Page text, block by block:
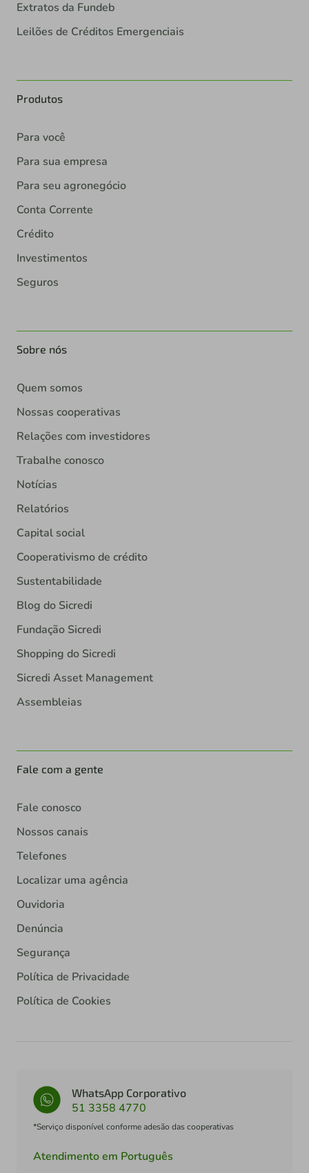
Extratos da Fundeb
Leilões de Créditos Emergenciais
Produtos
Para você
Para sua empresa
Para seu agronegócio
Conta Corrente
Crédito
Investimentos
Seguros
Sobre nós
Quem somos
Nossas cooperativas
Relações com investidores
Trabalhe conosco
Notícias
Relatórios
Capital social
Cooperativismo de crédito
Sustentabilidade
Blog do Sicredi
Fundação Sicredi
Shopping do Sicredi
Sicredi Asset Management
Assembleias
Fale com a gente
Fale conosco
Nossos canais
Telefones
Localizar uma agência
Ouvidoria
Denúncia
Segurança
Política de Privacidade
Política de Cookies
WhatsApp Corporativo
51 3358 4770
*Serviço disponível conforme adesão das cooperativas
Atendimento em Português